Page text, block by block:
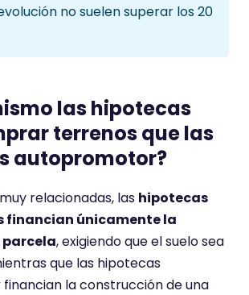
no suelen superar los 20
las hipotecas
terrenos que las
autopromotor?
relacionadas, las hipotecas
financian únicamente la
parcela, exigiendo que el suelo sea
que las hipotecas
la construcción de una